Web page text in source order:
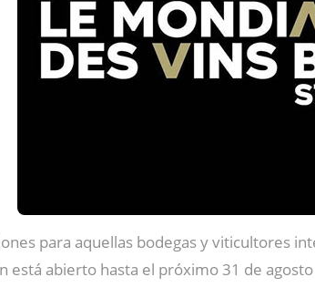
para aquellas bodegas y viticultores
está abierto hasta el próximo 31 de